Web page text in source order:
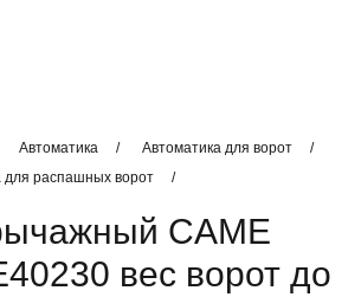
Автоматика
Автоматика для ворот
для распашных ворот
CAME
вес ворот до